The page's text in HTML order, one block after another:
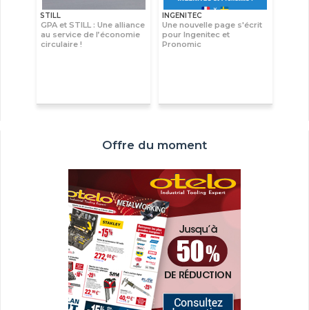
STILL
GPA et STILL : Une alliance
au service de l’économie
circulaire !
INGENITEC
Une nouvelle page s'écrit
pour Ingenitec et
Pronomic
Offre du moment